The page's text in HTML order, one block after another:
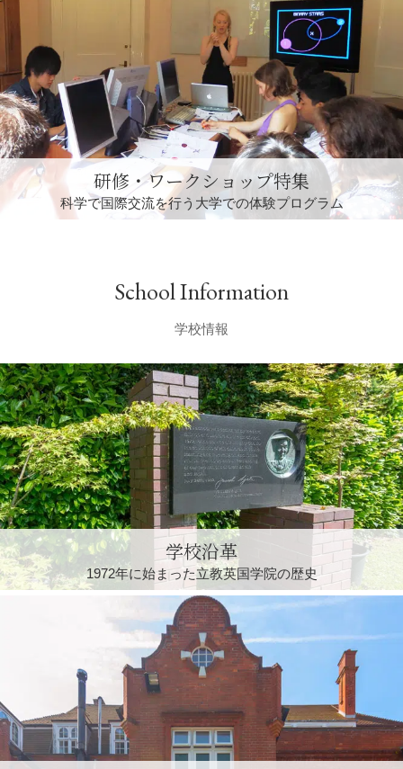
研修・ワークショップ特集
科学で国際交流を行う 大学での体験プログラム
School Information
学校情報
学校沿革
1972年に始まった立教英国学院の歴史